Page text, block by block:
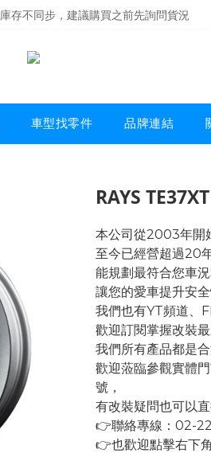
存不同步，建議購買之前先詢問貨況
存不同步，建議購買之前先詢問貨況
車型找零件 品牌連結
RAYS
本公司從2003年開
至今已經營超過20
能規劃最符合您車
讓您的愛車提升安
我們也有YT頻道、
歡迎訂閱掌握改裝最
我們所有產品都是
歡迎蒞臨參觀實體
號，
有改裝疑問也可以
👉聯絡專線：02-
👉也歡迎點擊右下